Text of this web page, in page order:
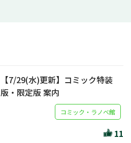
【7/29(水)更新】コミック特装
版・限定版 案内
コミック・ラノベ館
11